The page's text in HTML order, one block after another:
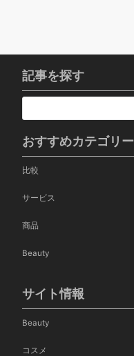
記事を探す
おすすめカテゴリー
比較
サービス
商品
Beauty
サイト情報
Beauty
コスメ